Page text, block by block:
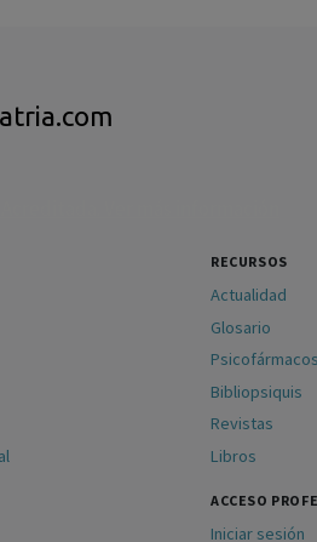
RECURSOS
Actualidad
Glosario
Psicofármacos
Bibliopsiquis
Revistas
Libros
ACCESO
Iniciar sesión